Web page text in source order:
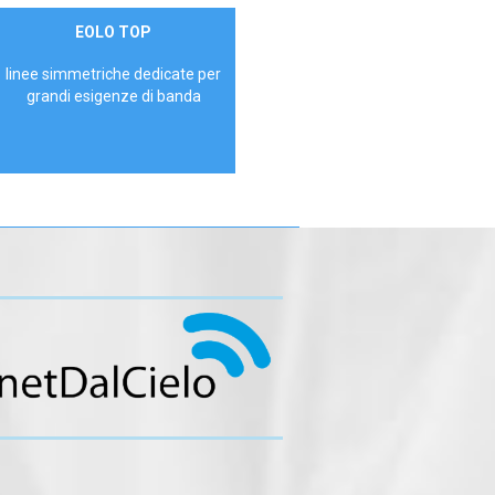
ContattaciEOLO TOP
linee simmetriche dedicate per
grandi esigenze di banda